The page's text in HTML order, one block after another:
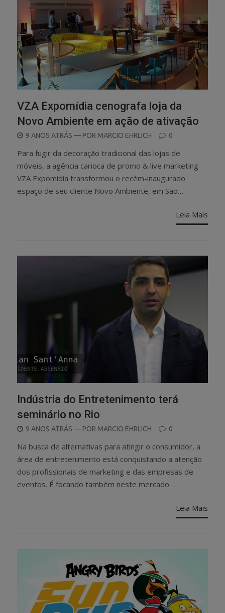
VZA Expomídia cenografa loja da
Novo Ambiente em ação de ativação
POSTED
9 ANOS ATRÁS — POR MARCIO EHRLICH 0
Para fugir da decoração tradicional das lojas de
móveis, a agência carioca de promo & live marketing
VZA Expomídia transformou o recém-inaugurado
espaço de seu cliente Novo Ambiente, em São…
Leia Mais
Indústria do Entretenimento terá
seminário no Rio
POSTED
ON
9 ANOS ATRÁS — POR MARCIO EHRLICH 0
Na busca de alternativas para atingir o consumidor, a
área de entretenimento está conquistando a atenção
dos profissionais de marketing e das empresas de
eventos. É focando também neste mercado…
Leia Mais